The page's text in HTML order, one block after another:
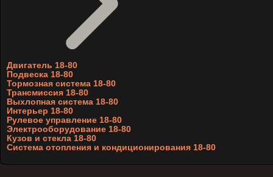
Двигатель 18-80
Подвеска 18-80
Тормозная система 18-80
Трансмиссия 18-80
Выхлопная система 18-80
Интерьер 18-80
Рулевое управление 18-80
Электрооборудование 18-80
Кузов и стекла 18-80
Система отопления и кондиционирования 18-80